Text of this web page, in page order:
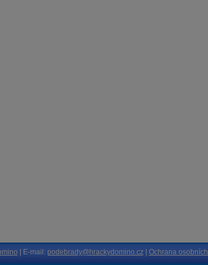
| E-mail: podebrady@hrackydomino.cz| Ochrana